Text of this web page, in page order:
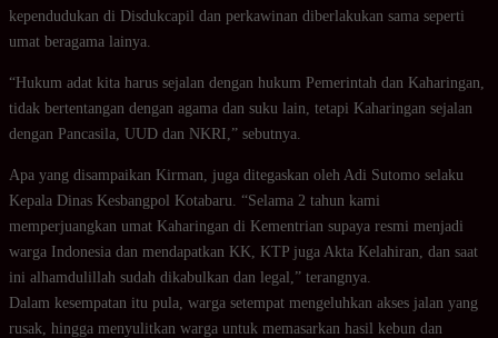
kependudukan di Disdukcapil dan perkawinan diberlakukan sama seperti
umat beragama lainya.
“Hukum adat kita harus sejalan dengan hukum Pemerintah dan Kaharingan,
tidak bertentangan dengan agama dan suku lain, tetapi Kaharingan sejalan
dengan Pancasila, UUD dan NKRI,” sebutnya.
Apa yang disampaikan Kirman, juga ditegaskan oleh Adi Sutomo selaku
Kepala Dinas Kesbangpol Kotabaru. “Selama 2 tahun kami
memperjuangkan umat Kaharingan di Kementrian supaya resmi menjadi
warga Indonesia dan mendapatkan KK, KTP juga Akta Kelahiran, dan saat
ini alhamdulillah sudah dikabulkan dan legal,” terangnya.
Dalam kesempatan itu pula, warga setempat mengeluhkan akses jalan yang
rusak, hingga menyulitkan warga untuk memasarkan hasil kebun dan